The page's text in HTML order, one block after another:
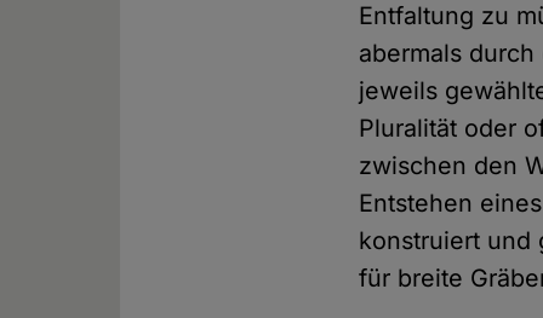
Entfaltung zu
abermals
jeweils
Pluralität oder
zwischen den
Entstehen
konstruiert und
für breite